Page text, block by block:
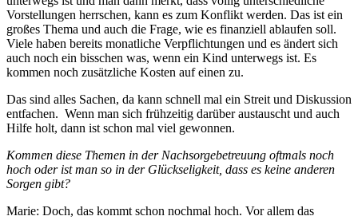
Vorstellungen herrschen, kann es zum Konflikt werden. Das ist ein
großes Thema und auch die Frage, wie es finanziell ablaufen soll.
Viele haben bereits monatliche Verpflichtungen und es ändert sich
auch noch ein bisschen was, wenn ein Kind unterwegs ist. Es
kommen noch zusätzliche Kosten auf einen zu.
Das sind alles Sachen, da kann schnell mal ein Streit und Diskussion
entfachen. Wenn man sich frühzeitig darüber austauscht und auch
Hilfe holt, dann ist schon mal viel gewonnen.
Kommen diese Themen in der Nachsorgebetreuung oftmals noch
hoch oder ist man so in der Glückseligkeit, dass es keine anderen
Sorgen gibt?
Marie: Doch, das kommt schon nochmal hoch. Vor allem das